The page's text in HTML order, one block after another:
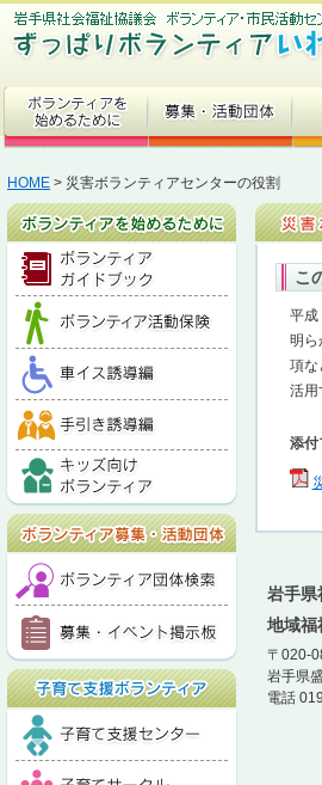
HOME > 災害ボランティアセンターの役割
こ
平成
明ら
項な
活用
添付
岩手県
地域
〒020-
岩手県
電話